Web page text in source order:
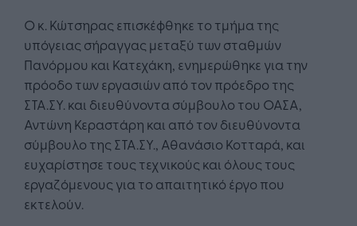
Ο κ. Κώτσηρας επισκέφθηκε το τμήμα της
υπόγειας σήραγγας μεταξύ των σταθμών
Πανόρμου και Κατεχάκη, ενημερώθηκε για την
πρόοδο των εργασιών από τον πρόεδρο της
ΣΤΑ.ΣΥ. και διευθύνοντα σύμβουλο του ΟΑΣΑ,
Αντώνη Κεραστάρη και από τον διευθύνοντα
σύμβουλο της ΣΤΑ.ΣΥ., Αθανάσιο Κοτταρά, και
ευχαρίστησε τους τεχνικούς και όλους τους
εργαζόμενους για το απαιτητικό έργο που
εκτελούν.